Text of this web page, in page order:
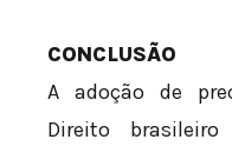
CONCLUSÃO
A adoção de
Direito